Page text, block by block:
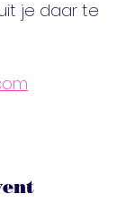
je daar te